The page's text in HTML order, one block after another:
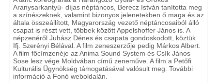
Aranysarkantyú- díjas néptáncos, Berecz István tanította meg
a színészeknek, valamint bizonyos jelenetekben ő maga és az
általa összeállított, Magyarország vezető néptáncosaiból álló
csapat is részt vett, többek között Appelshoffer János is. A
népzenéről Juhász Dénes és csapata gondoskodott, köztük
Ifj. Szerényi Bélával. A film zeneszerzője pedig Márkos Albert.
A film főcímzenéje az Anima Sound System és Csík János
Sose lesz vége Moldvában című zeneműve. A film a Petőfi
Kulturális Ügynökség támogatásával valósult meg. További
információ a Fonó weboldalán.